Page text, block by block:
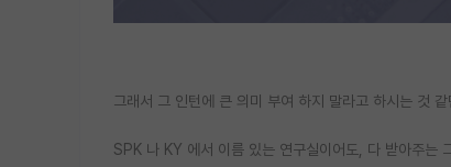
그래서 그 인턴에 큰 의미 부여 하지 말라고 하시는 것 같
SPK 나 KY 에서 이름 있는 연구실이어도, 다 받아주는